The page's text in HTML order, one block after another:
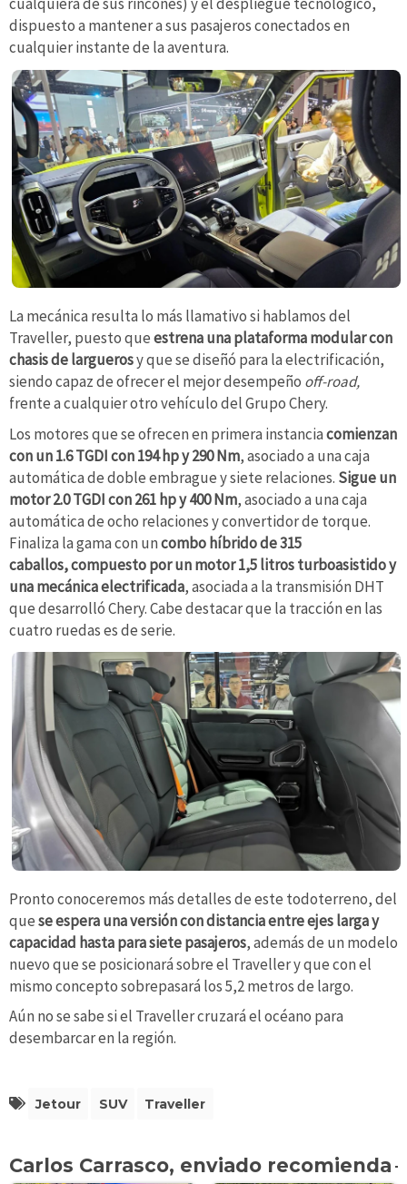
dispuesto a mantener a sus pasajeros conectados en
cualquier instante de la aventura.
La mecánica resulta lo más llamativo si hablamos del
Traveller, puesto queestrena una plataforma modular con
chasis de larguerosy que se diseñó para la electrificación,
siendo capaz de ofrecer el mejor desempeño off-road,
frente a cualquier otro vehículo del Grupo Chery.
Los motores que se ofrecen en primera instanciacomienzan
con un 1.6 TGDI con 194 hp y 290 Nm, asociado a una caja
automática de doble embrague y siete relaciones. Sigue un
motor 2.0 TGDI con 261 hp y 400 Nm, asociado a una caja
automática de ocho relaciones y convertidor de torque.
Finaliza la gama con uncombo híbrido de 315
caballos, compuesto por un motor 1,5 litros turboasistido y
una mecánica electrificada, asociada a la transmisión DHT
que desarrolló Chery. Cabe destacar que la tracción en las
cuatro ruedas es de serie.
Pronto conoceremos más detalles de este todoterreno, del
quese espera una versión con distancia entre ejes larga y
capacidad hasta para siete pasajeros, además de un modelo
nuevo que se posicionará sobre el Traveller y que con el
mismo concepto sobrepasará los 5,2 metros de largo.
Aún no se sabe si el Traveller cruzará el océano para
desembarcar en la región.
Jetour SUV Traveller
Carlos Carrasco, enviado recomienda